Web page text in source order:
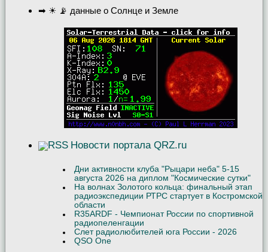
➡ ☀ 📡 данные о Солнце и Земле
Новости портала QRZ.ru
Дни активности клуба "Рыцари неба" 5-15
августа 2026 на диплом "Космические сутки"
На волнах Золотого кольца: финальный этап
радиоэкспедиции РТРС стартует в Костромской
области
R35ARDF - Чемпионат России по спортивной
радиопеленгации
Слет радиолюбителей юга России - 2026
QSO One